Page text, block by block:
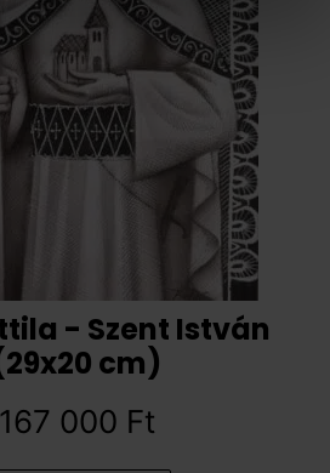
- Szent István
cm)
167 000 Ft